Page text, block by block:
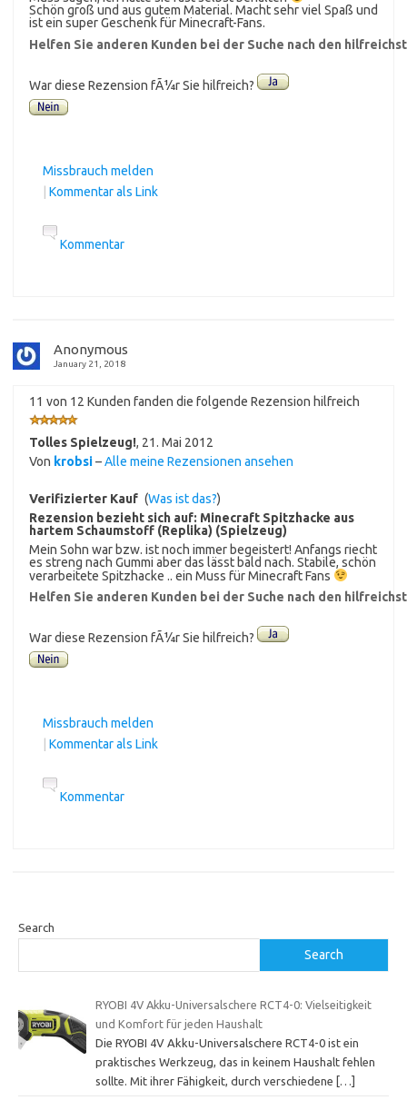
Schön groß und aus gutem Material. Macht sehr viel Spaß und
ist ein super Geschenk für Minecraft-Fans.
Helfen Sie anderen Kunden bei der Suche nach den
War diese Rezension fÃ¼r Sie hilfreich?
Missbrauch melden
Kommentar als Link
Kommentar
Anonymous
January 21, 2018
11 von 12 Kunden fanden die folgende Rezension hilfreich
Tolles Spielzeug!, 21. Mai 2012
Von krobsi–Alle meine Rezensionen ansehen
Verifizierter Kauf (Was ist das?)
Rezension bezieht sich auf: Minecraft Spitzhacke aus
hartem Schaumstoff (Replika) (Spielzeug)
Mein Sohn war bzw. ist noch immer begeistert! Anfangs riecht
es streng nach Gummi aber das lässt bald nach. Stabile, schön
verarbeitete Spitzhacke .. ein Muss für Minecraft Fans
Helfen Sie anderen Kunden bei der Suche nach den
War diese Rezension fÃ¼r Sie hilfreich?
Missbrauch melden
Kommentar als Link
Kommentar
Search
Search
RYOBI 4V Akku-Universalschere RCT4-0: Vielseitigkeit
und Komfort für jeden Haushalt
Die RYOBI 4V Akku-Universalschere RCT4-0 ist ein
praktisches Werkzeug, das in keinem Haushalt fehlen
sollte. Mit ihrer Fähigkeit, durch verschiedene
[…]